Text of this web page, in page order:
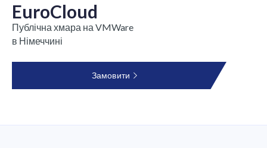
EuroCloud
Публічна хмара на VMWare
в Німеччині
Замовити